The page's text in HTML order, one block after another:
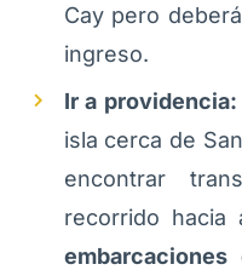
Cay pero
ingreso.
Ir a providencia:
isla cerca de
encontrar
recorrido hacia